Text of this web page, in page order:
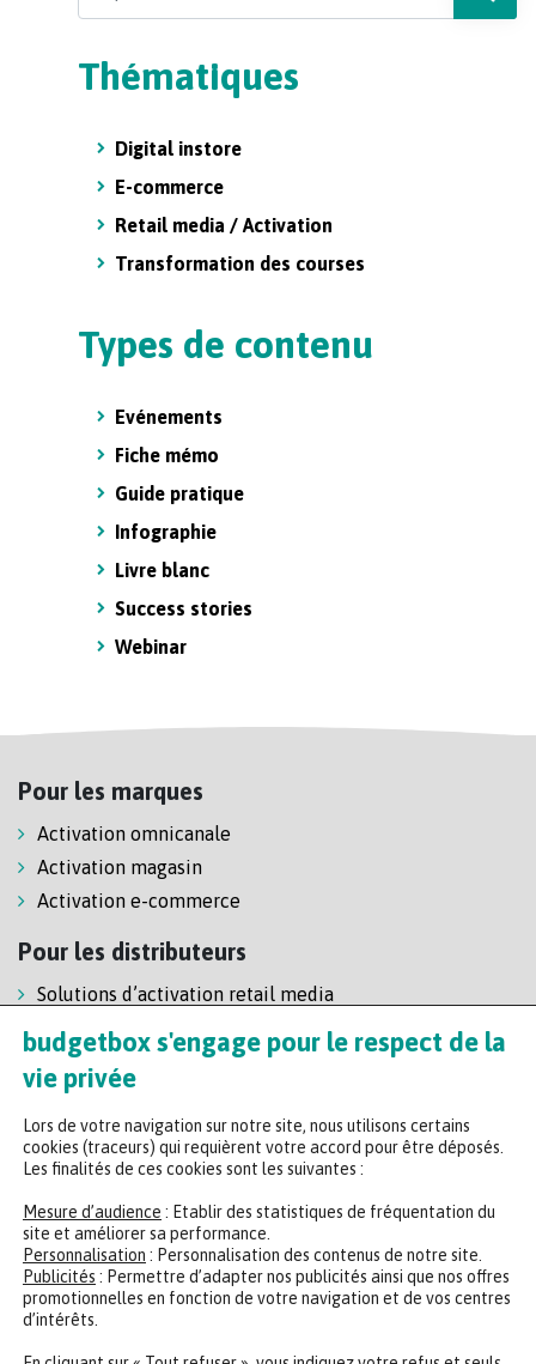
Thématiques
Digital instore
E-commerce
Retail media / Activation
Transformation des courses
Types de contenu
Evénements
Fiche mémo
Guide pratique
Infographie
Livre blanc
Success stories
Webinar
Pour les marques
Activation omnicanale
Activation magasin
Activation e-commerce
Pour les distributeurs
Solutions d’activation retail media
Solution de self-scanning
Régie enseigne
Headquarters
47 rue de la Chaussée d'Antin, 75009 Paris
budgetbox s'engage pour le respect de la
vie privée
Lors de votre navigation sur notre site, nous utilisons certains
cookies (traceurs) qui requièrent votre accord pour être déposés.
Les finalités de ces cookies sont les suivantes :
Mesure d’audience : Etablir des statistiques de fréquentation du
site et améliorer sa performance.
Personnalisation : Personnalisation des contenus de notre site.
Publicités : Permettre d’adapter nos publicités ainsi que nos offres
promotionnelles en fonction de votre navigation et de vos centres
d’intérêts.